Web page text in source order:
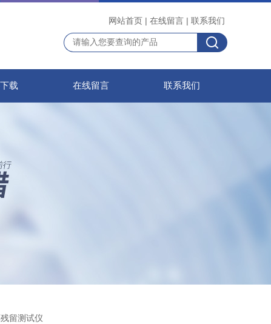
网站首页 | 在线留言 | 联系我们
载 在线留言 联系我们
留测试仪